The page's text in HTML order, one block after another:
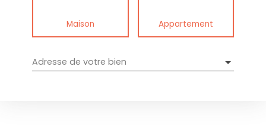
Maison Appartement
Adresse de votre bien